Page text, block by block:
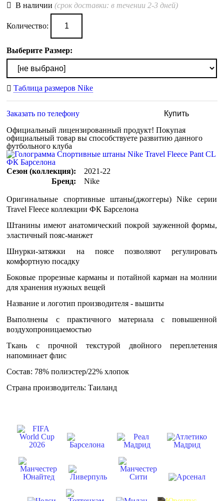
В наличии(срок доставки: в течении 2-3 дней)
Количество:
Выберите Размер:
Таблица размеров Nike
Заказать по телефону
Купить
Официальный лицензированный продукт!Покупая
официальный товар вы способствуете развитию данного
футбольного клуба
Сезон (коллекция):
2021-22
Бренд:
Nike
Оригинальные спортивные штаны(джоггеры) Nike серии
Travel Fleece коллекции ФК Барселона
Штанины имеют анатомический покрой зауженной формы,
эластичный пояс-манжет
Шнурки-затяжки на поясе позволяют регулировать
комфортную посадку
Боковые прорезные карманы и потайной карман на молнии
для хранения нужных вещей
Название и логотип производителя - вышиты
Выполнены с практичного материала с повышенной
воздухопроницаемостью
Ткань с прочной текстурой двойного переплетения
напоминает флис
Состав: 78% полиэстер/22% хлопок
Страна производитель: Таиланд